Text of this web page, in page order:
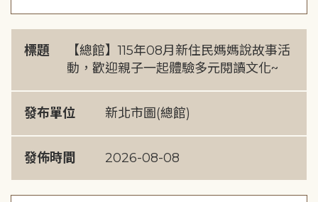
標題
【總館】115年08月新住民媽媽說故事活
動，歡迎親子一起體驗多元閱讀文化~
發布單位 新北市圖(總館)
發佈時間 2026-08-08